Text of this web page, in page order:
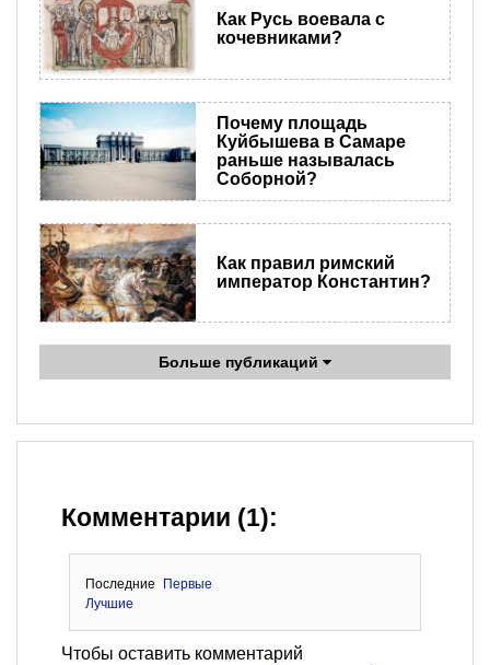
Как Русь воевала с
кочевниками?
Почему площадь
Куйбышева в Самаре
раньше называлась
Соборной?
Как правил римский
император Константин?
Больше публикаций
Комментарии (1):
Последние
Первые
Лучшие
Чтобы оставить комментарий